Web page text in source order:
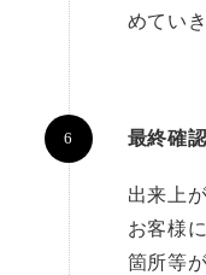
めてい
最終確認
出来上
お客様
箇所等